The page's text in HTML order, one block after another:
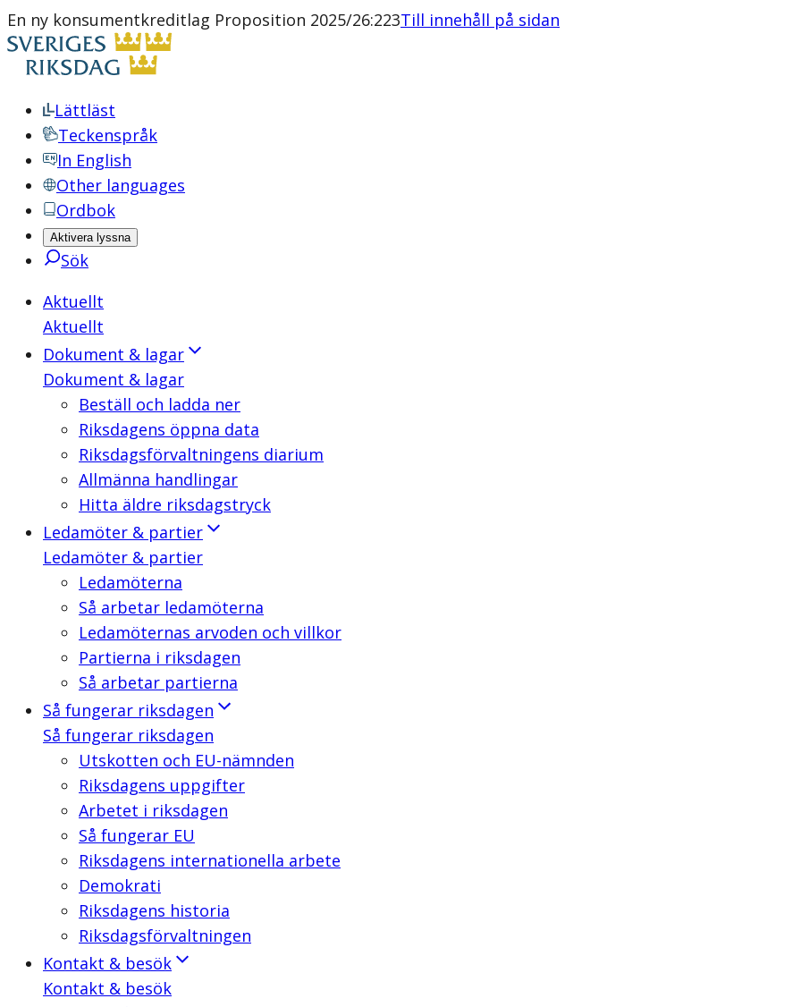
En ny konsumentkreditlag Proposition 2025/26:223Till innehåll på sidan
Lättläst
Teckenspråk
In English
Other languages
Ordbok
Aktivera lyssna
Sök
Aktuellt
Aktuellt
Dokument & lagar
Dokument & lagar
Beställ och ladda ner
Riksdagens öppna data
Riksdagsförvaltningens diarium
Allmänna handlingar
Hitta äldre riksdagstryck
Ledamöter & partier
Ledamöter & partier
Ledamöterna
Så arbetar ledamöterna
Ledamöternas arvoden och villkor
Partierna i riksdagen
Så arbetar partierna
Så fungerar riksdagen
Så fungerar riksdagen
Utskotten och EU-nämnden
Riksdagens uppgifter
Arbetet i riksdagen
Så fungerar EU
Riksdagens internationella arbete
Demokrati
Riksdagens historia
Riksdagsförvaltningen
Kontakt & besök
Kontakt & besök